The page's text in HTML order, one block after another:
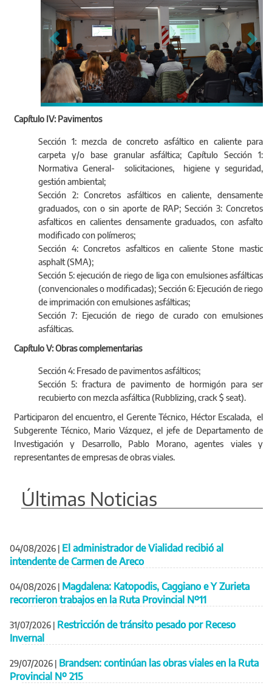
Capítulo IV: Pavimentos
Sección 1: mezcla de concreto asfáltico en caliente para
carpeta y/o base granular asfáltica; Capítulo Sección 1:
Normativa General- solicitaciones, higiene y seguridad,
gestión ambiental;
Sección 2: Concretos asfálticos en caliente, densamente
graduados, con o sin aporte de RAP; Sección 3: Concretos
asfalticos en calientes densamente graduados, con asfalto
modificado con polímeros;
Sección 4: Concretos asfalticos en caliente Stone mastic
asphalt (SMA);
Sección 5: ejecución de riego de liga con emulsiones asfálticas
(convencionales o modificadas); Sección 6: Ejecución de riego
de imprimación con emulsiones asfálticas;
Sección 7: Ejecución de riego de curado con emulsiones
asfálticas.
Capítulo V: Obras complementarias
Sección 4: Fresado de pavimentos asfálticos;
Sección 5: fractura de pavimento de hormigón para ser
recubierto con mezcla asfáltica (Rubblizing, crack $ seat).
Participaron del encuentro, el Gerente Técnico, Héctor Escalada, el
Subgerente Técnico, Mario Vázquez, el jefe de Departamento de
Investigación y Desarrollo, Pablo Morano, agentes viales y
representantes de empresas de obras viales.
Últimas Noticias
04/08/2026 | El administrador de Vialidad recibió al
intendente de Carmen de Areco
04/08/2026 | Magdalena: Katopodis, Caggiano e Y Zurieta
recorrieron trabajos en la Ruta Provincial Nº11
31/07/2026 | Restricción de tránsito pesado por Receso
Invernal
29/07/2026 | Brandsen: continúan las obras viales en la Ruta
Provincial Nº 215